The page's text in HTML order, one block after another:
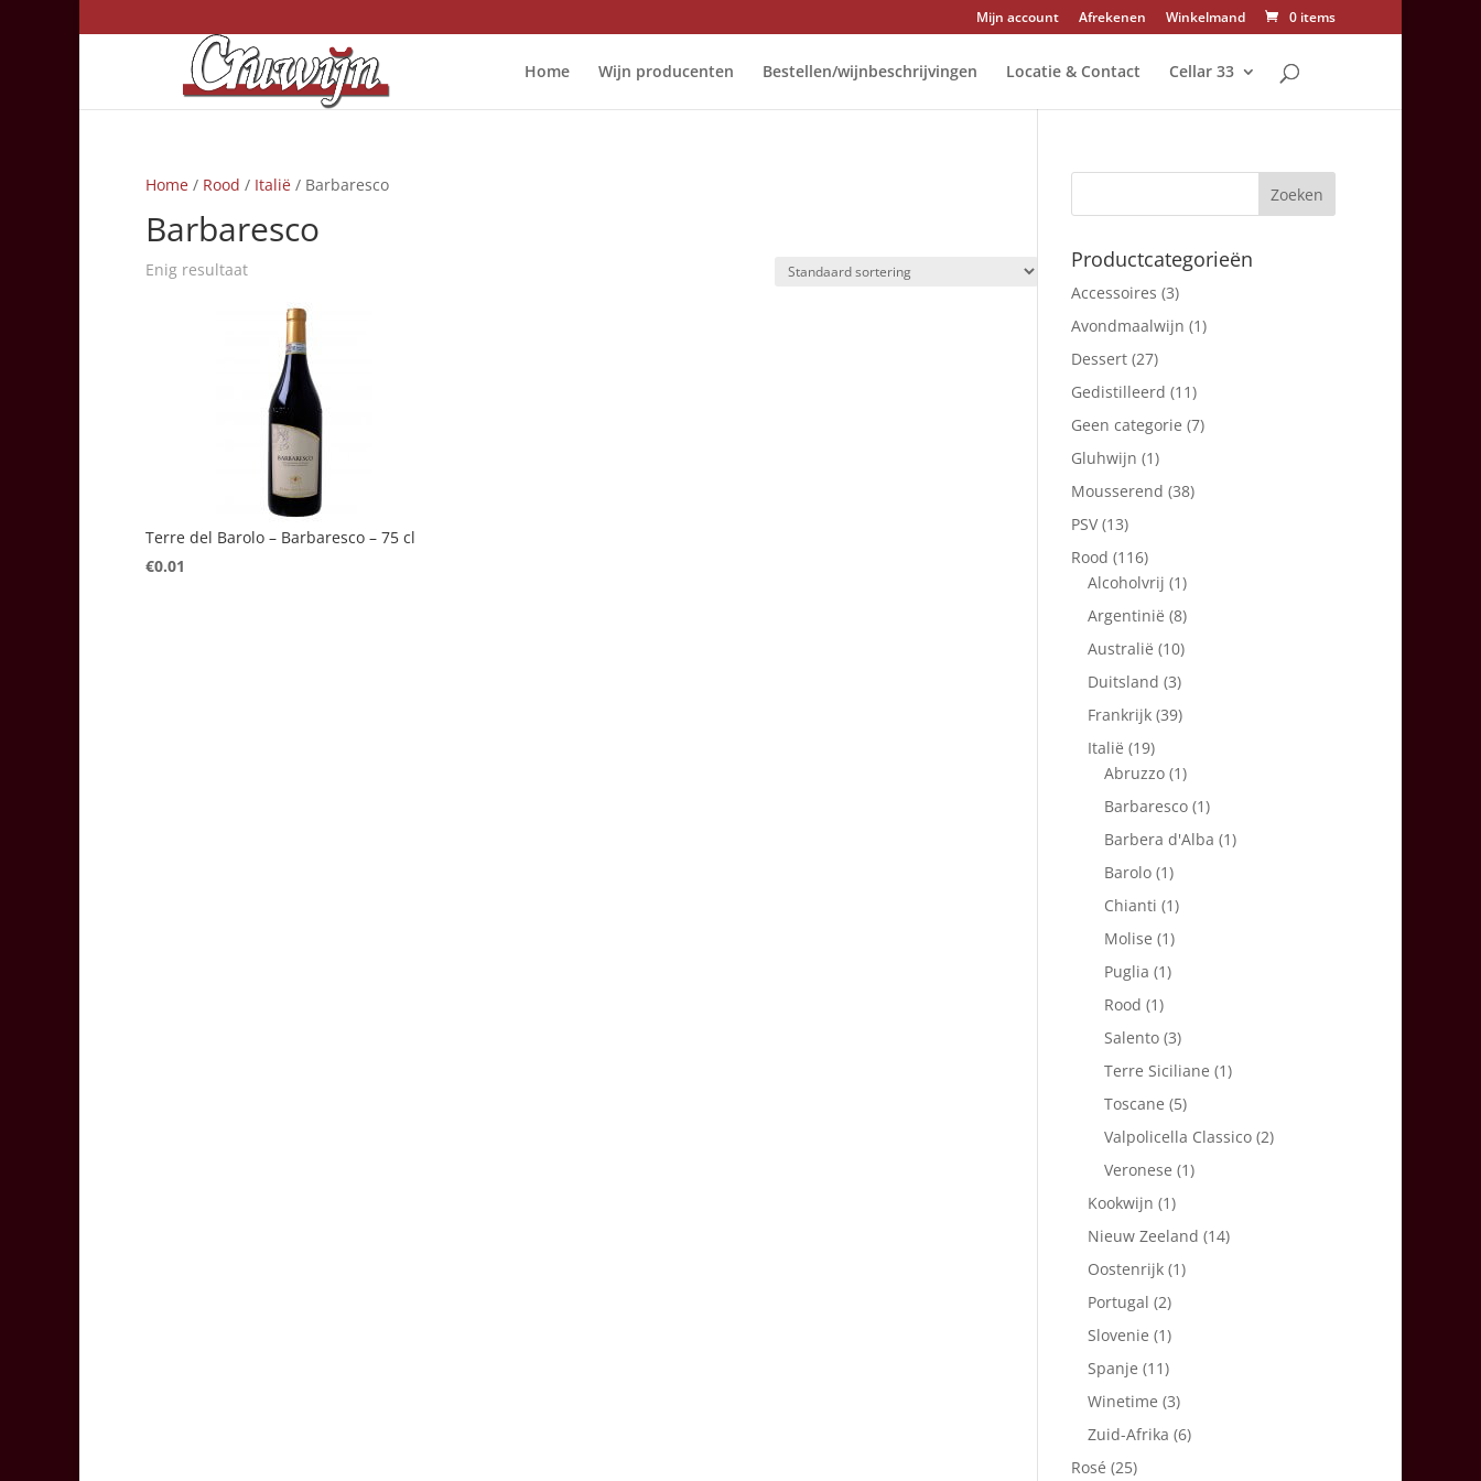
Mijn account Afrekenen Winkelmand 0 items
Home Wijn producenten Bestellen/wijnbeschrijvingen Locatie & Contact Cellar 33
Home / Rood / Italië / Barbaresco
Barbaresco
Enig resultaat
Terre del Barolo – Barbaresco – 75 cl
€0.01
Productcategorieën
Accessoires (3)
Avondmaalwijn (1)
Dessert (27)
Gedistilleerd (11)
Geen categorie (7)
Gluhwijn (1)
Mousserend (38)
PSV (13)
Rood (116)
Alcoholvrij (1)
Argentinië (8)
Australië (10)
Duitsland (3)
Frankrijk (39)
Italië (19)
Abruzzo (1)
Barbaresco (1)
Barbera d'Alba (1)
Barolo (1)
Chianti (1)
Molise (1)
Puglia (1)
Rood (1)
Salento (3)
Terre Siciliane (1)
Toscane (5)
Valpolicella Classico (2)
Veronese (1)
Kookwijn (1)
Nieuw Zeeland (14)
Oostenrijk (1)
Portugal (2)
Slovenie (1)
Spanje (11)
Winetime (3)
Zuid-Afrika (6)
Rosé (25)